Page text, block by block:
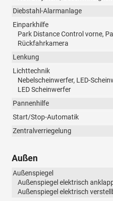
Diebstahl-Alarmanlage
Einparkhilfe
Park Distance Control vorne,
Rückfahrkamera
Lenkung
Lichttechnik
Nebelscheinwerfer, LED-
LED Scheinwerfer
Pannenhilfe
Start/Stop-Automatik
Zentralverriegelung
Außen
Außenspiegel
Außenspiegel elektrisch
Außenspiegel elektrisch